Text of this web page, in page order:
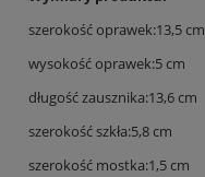
szerokość oprawek:13,5 cm
wysokość oprawek:5 cm
długość zausznika:13,6 cm
szerokość szkła:5,8 cm
szerokość mostka:1,5 cm